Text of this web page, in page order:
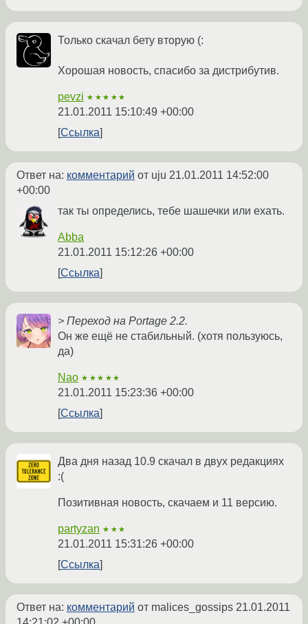
Только скачал бету вторую (:
Хорошая новость, спасибо за дистрибутив.
pevzi ★★★★★
21.01.2011 15:10:49 +00:00
Ссылка
Ответ на: комментарий от uju 21.01.2011 14:52:00
+00:00
так ты определись, тебе шашечки или ехать.
Abba
21.01.2011 15:12:26 +00:00
Ссылка
> Переход на Portage 2.2.
Он же ещё не стабильный. (хотя пользуюсь,
да)
Nao ★★★★★
21.01.2011 15:23:36 +00:00
Ссылка
Два дня назад 10.9 скачал в двух редакциях
:(
Позитивная новость, скачаем и 11 версию.
partyzan ★★★
21.01.2011 15:31:26 +00:00
Ссылка
Ответ на: комментарий от malices_gossips 21.01.2011